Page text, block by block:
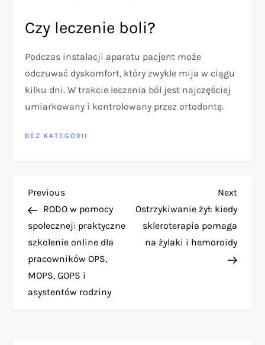
Czy leczenie boli?
Podczas instalacji aparatu pacjent może
odczuwać dyskomfort, który zwykle mija w ciągu
kilku dni. W trakcie leczenia ból jest najczęściej
umiarkowany i kontrolowany przez ortodontę.
BEZ KATEGORII
N
a
w
i
Previous
Post
Previous
RODO w pomocy
społecznej: praktyczne
szkolenie online dla
pracowników OPS,
MOPS, GOPS i
asystentów rodziny
Next
Post
Next
Ostrzykiwanie żył: kiedy
skleroterapia pomaga
na żylaki i hemoroidy